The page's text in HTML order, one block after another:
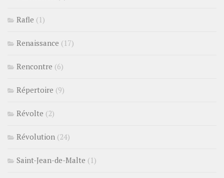
Rafle (1)
Renaissance (17)
Rencontre (6)
Répertoire (9)
Révolte (2)
Révolution (24)
Saint-Jean-de-Malte (1)